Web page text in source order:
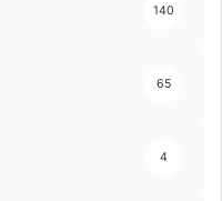
140
65
4